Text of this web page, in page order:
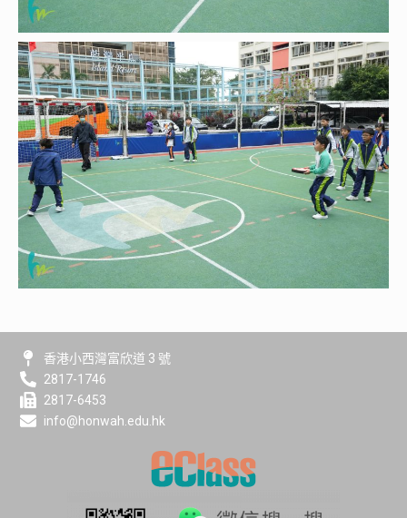
香港小西灣富欣道 3 號
2817-1746
2817-6453
info@honwah.edu.hk